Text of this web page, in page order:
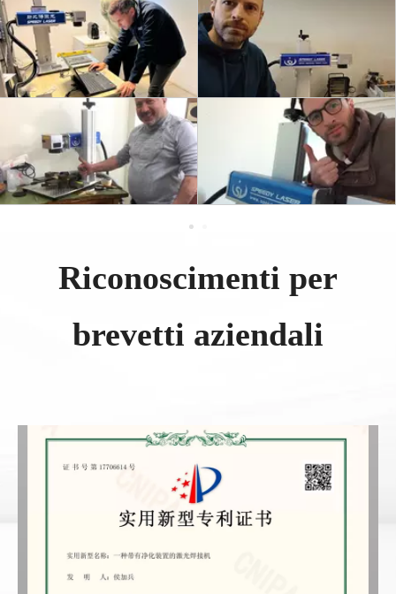
Riconoscimenti per
brevetti aziendali​​​​​​​